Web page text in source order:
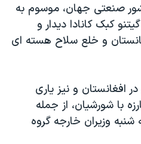
ایران
صنعتی جهان، موسوم به
کبک کانادا دیدار و
و خلع سلاح هسته ای
افغانستان و نیز یاری
با شورشیان، از جمله
وزیران خارجه گروه